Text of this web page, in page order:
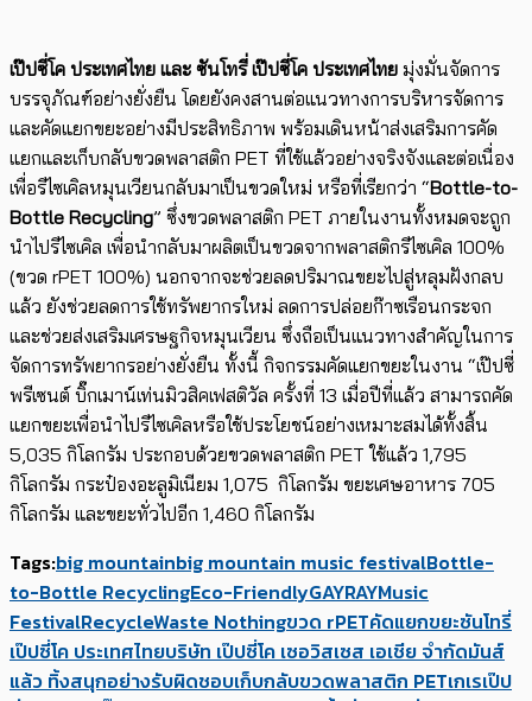
เป๊ปซี่โค ประเทศไทย และ ซันโทรี่ เป๊ปซี่โค ประเทศไทย มุ่งมั่นจัดการ
บรรจุภัณฑ์อย่างยั่งยืน โดยยังคงสานต่อแนวทางการบริหารจัดการ
และคัดแยกขยะอย่างมีประสิทธิภาพ พร้อมเดินหน้าส่งเสริมการคัด
แยกและเก็บกลับขวดพลาสติก PET ที่ใช้แล้วอย่างจริงจังและต่อเนื่อง
เพื่อรีไซเคิลหมุนเวียนกลับมาเป็นขวดใหม่ หรือที่เรียกว่า “Bottle-to-
Bottle Recycling” ซึ่งขวดพลาสติก PET ภายในงานทั้งหมดจะถูก
นำไปรีไซเคิล เพื่อนำกลับมาผลิตเป็นขวดจากพลาสติกรีไซเคิล 100%
(ขวด rPET 100%) นอกจากจะช่วยลดปริมาณขยะไปสู่หลุมฝังกลบ
แล้ว ยังช่วยลดการใช้ทรัพยากรใหม่ ลดการปล่อยก๊าซเรือนกระจก
และช่วยส่งเสริมเศรษฐกิจหมุนเวียน ซึ่งถือเป็นแนวทางสำคัญในการ
จัดการทรัพยากรอย่างยั่งยืน ทั้งนี้ กิจกรรมคัดแยกขยะในงาน “เป๊ปซี่
พรีเซนต์ บิ๊กเมาน์เท่นมิวสิคเฟสติวัล ครั้งที่ 13 เมื่อปีที่แล้ว สามารถคัด
แยกขยะเพื่อนำไปรีไซเคิลหรือใช้ประโยชน์อย่างเหมาะสมได้ทั้งสิ้น
5,035 กิโลกรัม ประกอบด้วยขวดพลาสติก PET ใช้แล้ว 1,795
กิโลกรัม กระป๋องอะลูมิเนียม 1,075 กิโลกรัม ขยะเศษอาหาร 705
กิโลกรัม และขยะทั่วไปอีก 1,460 กิโลกรัม
Tags:big mountainbig mountain music festivalBottle-
to-Bottle RecyclingEco-FriendlyGAYRAYMusic
FestivalRecycleWaste Nothingขวด rPETคัดแยกขยะซันโทรี่
เป๊ปซี่โค ประเทศไทยบริษัท เป๊ปซี่โค เซอวิสเซส เอเชีย จำกัดมันส์
แล้ว ทิ้งสนุกอย่างรับผิดชอบเก็บกลับขวดพลาสติก PETเกเรเป๊ป